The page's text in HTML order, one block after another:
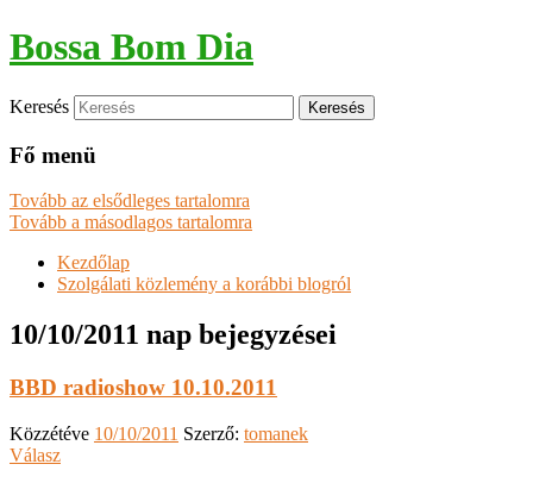
Bossa Bom Dia
Keresés
Fő menü
Tovább az elsődleges tartalomra
Tovább a másodlagos tartalomra
Kezdőlap
Szolgálati közlemény a korábbi blogról
10/10/2011 nap bejegyzései
BBD radioshow 10.10.2011
Közzétéve 10/10/2011 Szerző: tomanek
Válasz